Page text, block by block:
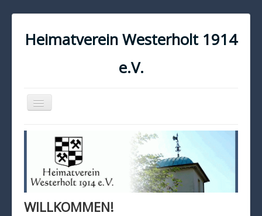
Heimatverein Westerholt 1914
e.V.
Navigation
an/aus
KONTAKT
IMPRESSUM
DATENSCHUTZ
WILLKOMMEN!